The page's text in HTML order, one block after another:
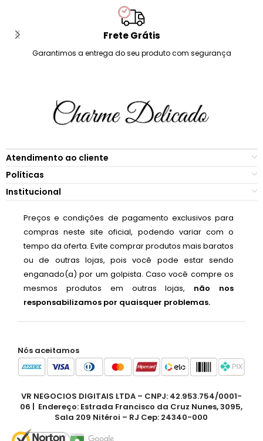
Frete Grátis
Garantimos a entrega do seu produto com segurança
Atendimento ao cliente
Políticas
Institucional
Preços e condições de pagamento exclusivos para
compras neste site oficial, podendo variar com o
tempo da oferta. Evite comprar produtos mais baratos
ou de outras lojas, pois você pode estar sendo
enganado(a) por um golpista. Caso você compre os
mesmos produtos em outras lojas, não nos
responsabilizamos por quaisquer problemas.
Nós aceitamos
VR NEGOCIOS DIGITAIS LTDA – CNPJ: 42.953.754/0001-
06 | Endereço: Estrada Francisco da Cruz Nunes, 3095,
Sala 209 Nitéroi – RJ Cep: 24340-000